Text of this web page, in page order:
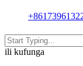
ili kufunga